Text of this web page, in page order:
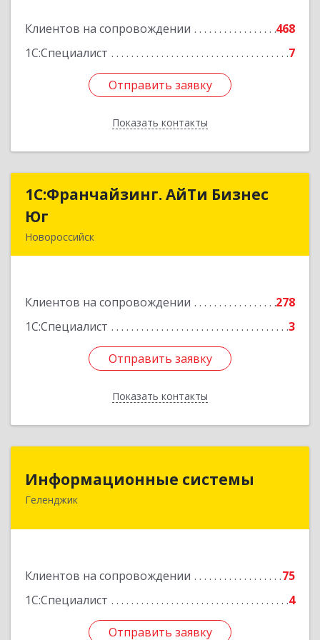
Клиентов на сопровождении
468
1С:Специалист
7
Отправить заявку
Показать контакты
Отправить заявку
Назад
1С:Франчайзинг. АйТи Бизнес
Юг
Новороссийск
Клиентов на сопровождении
278
1С:Специалист
3
Отправить заявку
Показать контакты
1С:Франчайзинг. АйТи Бизнес
Подробнее
Отправить заявку
Назад
Информационные системы
Геленджик
Клиентов на сопровождении
75
1С:Специалист
4
Отправить заявку
353475, Краснодарский край, Геленджик г,
Отправить заявку